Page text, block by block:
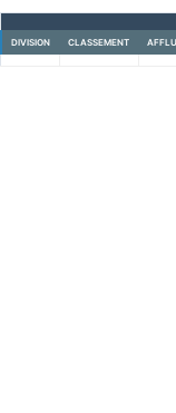
DIVISION CLASSEMENT